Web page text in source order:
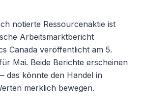
notierte Ressourcenaktie ist
Arbeitsmarktbericht
Canada veröffentlicht am 5.
Mai. Beide Berichte erscheinen
das könnte den Handel in
merklich bewegen.